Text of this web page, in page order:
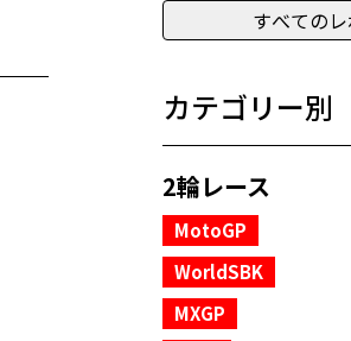
すべての
カテゴリー別
2輪レース
MotoGP
WorldSBK
MXGP